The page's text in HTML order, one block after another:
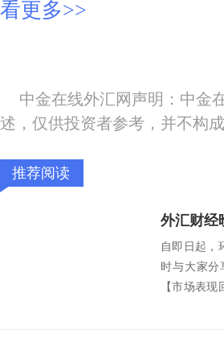
看更多>>
中金在线外汇网声明：中金
述，仅供投资者参考，并不构
推荐阅读
外汇财
自即日起，
时与大家分
【市场表